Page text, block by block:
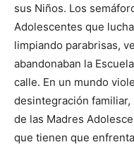
sus Niños. Los
Adolescentes que
limpiando parabrisas,
abandonaban la
calle. En un mundo
desintegración
de las Madres
que tienen que